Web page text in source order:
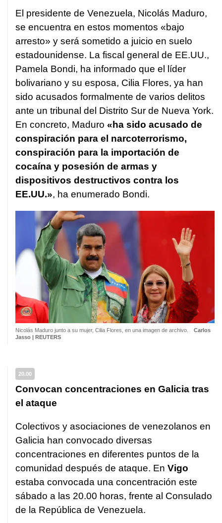
El presidente de Venezuela, Nicolás Maduro,
se encuentra en estos momentos «bajo
arresto» y será sometido a juicio en suelo
estadounidense. La fiscal general de EE.UU.,
Pamela Bondi, ha informado que el líder
bolivariano y su esposa, Cilia Flores, ya han
sido acusados formalmente de varios delitos
ante un tribunal del Distrito Sur de Nueva York.
En concreto, Maduro «ha sido acusado de
conspiración para el narcoterrorismo,
conspiración para la importación de
cocaína y posesión de armas y
dispositivos destructivos contra los
EE.UU.», ha enumerado Bondi.
Nicolás Maduro junto a su mujer, Cilia Flores, en una imagen de archivo.
Carlos
Jasso | REUTERS
20.00
Convocan concentraciones en Galicia tras
el ataque
Colectivos y asociaciones de venezolanos en
Galicia han convocado diversas
concentraciones en diferentes puntos de la
comunidad después de ataque. En Vigo
estaba convocada una concentración este
sábado a las 20.00 horas, frente al Consulado
de la República de Venezuela.